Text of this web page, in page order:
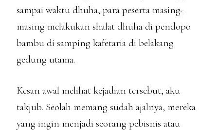
sampai waktu dhuha, para peserta masing-
masing melakukan shalat dhuha di pendopo
bambu di samping kafetaria di belakang
gedung utama.
Kesan awal melihat kejadian tersebut, aku
takjub. Seolah memang sudah ajalnya, mereka
yang ingin menjadi seorang pebisnis atau